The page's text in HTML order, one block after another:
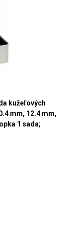
kužeľových
mm, 12.4 mm,
1 sada;